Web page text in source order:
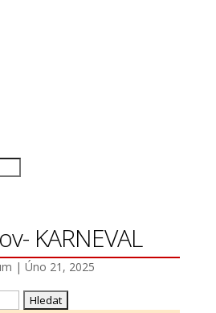
KARNEVAL
| Úno 21, 2025